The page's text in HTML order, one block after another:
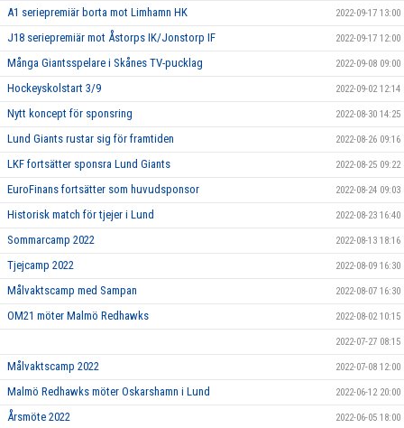
A1 seriepremiär borta mot Limhamn HK 2022-09-17 13:00
J18 seriepremiär mot Åstorps IK/Jonstorp IF 2022-09-17 12:00
Många Giantsspelare i Skånes TV-pucklag 2022-09-08 09:00
Hockeyskolstart 3/9 2022-09-02 12:14
Nytt koncept för sponsring 2022-08-30 14:25
Lund Giants rustar sig för framtiden 2022-08-26 09:16
LKF fortsätter sponsra Lund Giants 2022-08-25 09:22
EuroFinans fortsätter som huvudsponsor 2022-08-24 09:03
Historisk match för tjejer i Lund 2022-08-23 16:40
Sommarcamp 2022 2022-08-13 18:16
Tjejcamp 2022 2022-08-09 16:30
Målvaktscamp med Sampan 2022-08-07 16:30
OM21 möter Malmö Redhawks 2022-08-02 10:15
2022-07-27 08:15
Målvaktscamp 2022 2022-07-08 12:00
Malmö Redhawks möter Oskarshamn i Lund 2022-06-12 20:00
Årsmöte 2022 2022-06-05 18:00